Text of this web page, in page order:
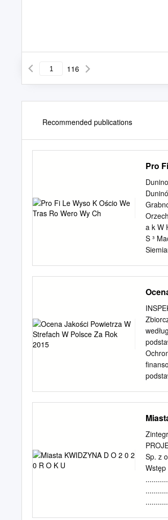
116
Recommended publications
Pro
a k W
S ³
ysoka
œ ³ o
t r z u
c
asfalt,
art.
Sp. z
Wstęp